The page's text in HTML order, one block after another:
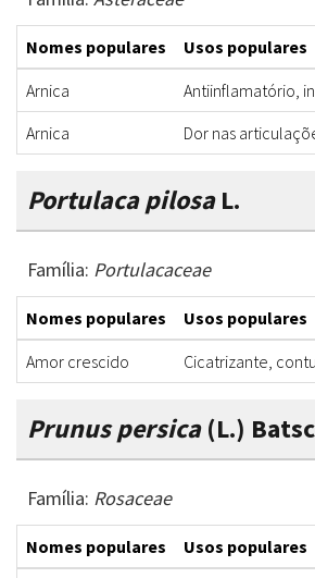
Nomes populares Usos populares
Arnica
Antiinflamatório,
Arnica
Dor nas
Portulaca pilosaL.
Família: Portulacaceae
Nomes populares
Usos populares
Amor crescido
Cicatrizante,
Prunus persica(L.)
Família: Rosaceae
Nomes populares
Usos populares